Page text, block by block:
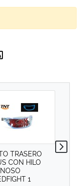
TRASERO
CON HILO
1